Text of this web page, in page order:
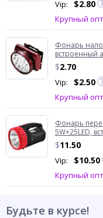
Vip: $2.80
Крупный
Фонарь
встроенный
$2.70
Vip: $2.50
Крупный
Фонарь
5W+25LED,
$11.50
Vip: $10.50
Крупный
Будьте в курсе!